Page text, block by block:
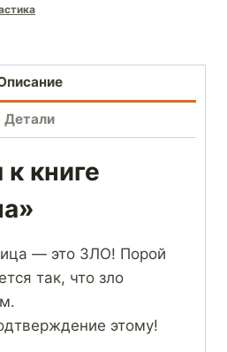
Детали
книге
— это ЗЛО! Порой
так, что зло
этому!